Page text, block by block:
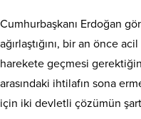
Cumhurbaşkanı Erdoğan
ağırlaştığını, bir an önce
harekete geçmesi
arasındaki ihtilafın sona
için iki devletli çözümün